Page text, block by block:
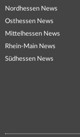
Nordhessen News
Osthessen News
Mittelhessen News
Rhein-Main News
Südhessen News